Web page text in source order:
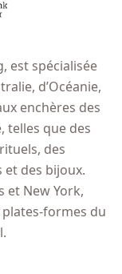
est spécialisée
d’Océanie,
enchères des
telles que des
des
et des bijoux.
et New York,
formes du